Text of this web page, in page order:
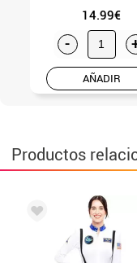
14.99€
-
AÑADIR
Productos